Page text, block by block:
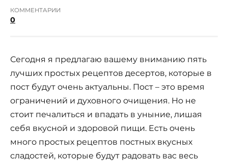
КОММЕНТАРИИ
0
Сегодня я предлагаю вашему вниманию пять
лучших простых рецептов десертов, которые в
пост будут очень актуальны. Пост – это время
ограничений и духовного очищения. Но не
стоит печалиться и впадать в уныние, лишая
себя вкусной и здоровой пищи. Есть очень
много простых рецептов постных вкусных
сладостей, которые будут радовать вас весь